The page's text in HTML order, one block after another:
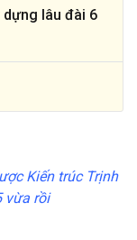
dựng lâu đài 6
Kiến trúc Trịnh
vừa rồi